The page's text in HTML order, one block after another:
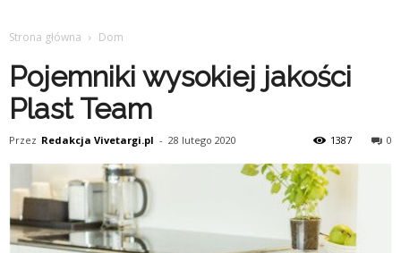
Strona główna Dom
Pojemniki wysokiej jakości
Plast Team
Przez Redakcja Vivetargi.pl - 28 lutego 2020 0
1387